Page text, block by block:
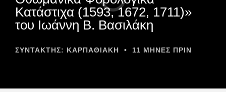
Κατάστιχα (1593, 1672, 1711)»
του Ιωάννη Β. Βασιλάκη
ΣΥΝΤΆΚΤΗΣ: ΚΑΡΠΑΘΙΑΚΗ • 11 ΜΉΝΕΣ ΠΡΙΝ